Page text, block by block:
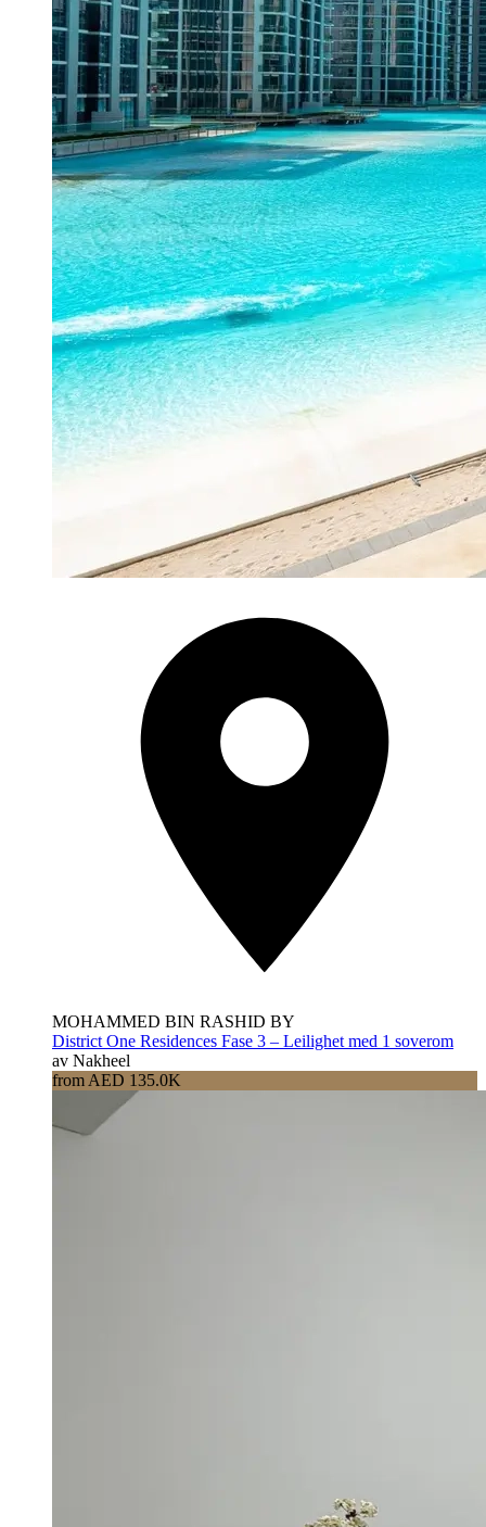
MOHAMMED BIN RASHID BY
District One Residences Fase 3 – Leilighet med 1 soverom
av Nakheel
from AED 135.0K